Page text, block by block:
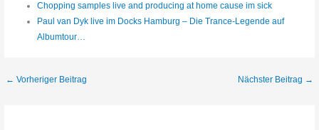
Chopping samples live and producing at home cause im sick
Paul van Dyk live im Docks Hamburg – Die Trance-Legende auf
Albumtour…
← Vorheriger Beitrag Nächster Beitrag →